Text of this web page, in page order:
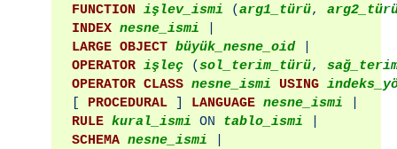
FUNCTION işlev_ismi (arg1_türü,
INDEX nesne_ismi
LARGE OBJECT büyük_nesne_oid |
OPERATOR işleç (sol_terim_türü,
OPERATOR CLASS nesne_ismi USING
PROCEDURAL ] LANGUAGE nesne_ismi
RULE kural_ismi ON tablo_ismi
SCHEMA nesne_ismi